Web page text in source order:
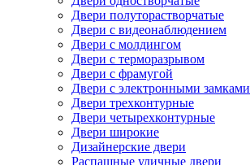
Двери полуторастворчатые
Двери с видеонаблюдением
Двери с молдингом
Двери с терморазрывом
Двери с фрамугой
Двери с электронными замками
Двери трехконтурные
Двери четырехконтурные
Двери широкие
Дизайнерские двери
Распашные уличные двери